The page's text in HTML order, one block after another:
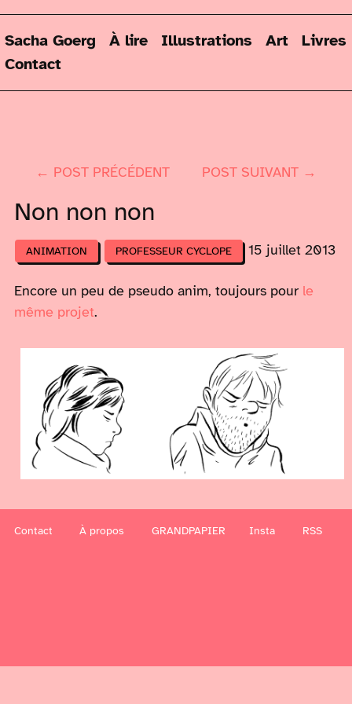
Sacha Goerg À lire Illustrations Art
Livres
Contact
← POST PRÉCÉDENT POST SUIVANT →
Non non non
ANIMATION PROFESSEUR CYCLOPE 15 juillet 2013
Encore un peu de pseudo anim, toujours pour le
même projet.
Contact À propos GRANDPAPIER Insta RSS